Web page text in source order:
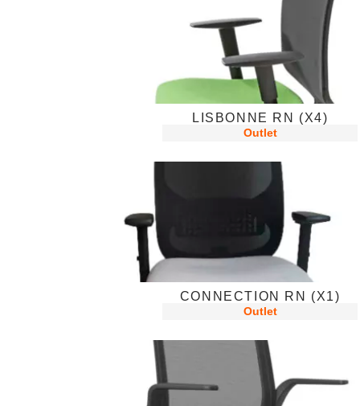
LISBONNE RN (X4)
Outlet
CONNECTION RN (X1)
Outlet